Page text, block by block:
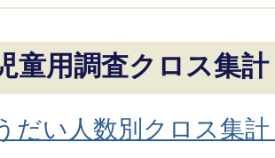
童用調査クロス集計
だい人数別クロス集